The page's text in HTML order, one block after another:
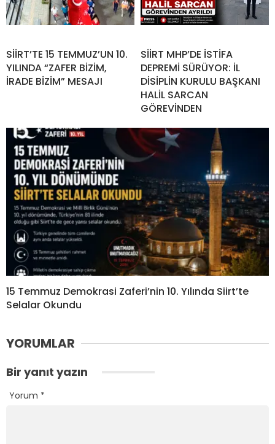
SİİRT’TE 15 TEMMUZ’UN 10.
YILINDA “ZAFER BİZİM,
İRADE BİZİM” MESAJI
SİİRT MHP’DE İSTİFA
DEPREMİ SÜRÜYOR: İL
DİSİPLİN KURULU BAŞKANI
HALİL SARCAN
GÖREVİNDEN
15 Temmuz Demokrasi Zaferi’nin 10. Yılında Siirt’te
Selalar Okundu
YORUMLAR
Bir yanıt yazın
Yorum *